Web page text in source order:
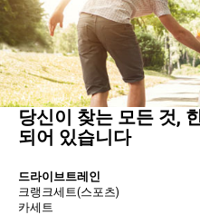
당신이 찾는 모든 것,
되어 있습니다
드라이브트레인
크랭크세트(스포츠)
카세트